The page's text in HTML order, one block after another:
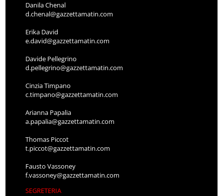
Danila Chenal
d.chenal@gazzettamatin.com
Erika David
e.david@gazzettamatin.com
Davide Pellegrino
d.pellegrino@gazzettamatin.com
Cinzia Timpano
c.timpano@gazzettamatin.com
Arianna Papalia
a.papalia@gazzettamatin.com
Thomas Piccot
t.piccot@gazzettamatin.com
Fausto Vassoney
f.vassoney@gazzettamatin.com
SEGRETERIA